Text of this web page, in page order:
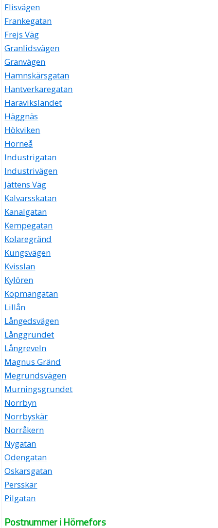
Flisvägen
Frankegatan
Frejs Väg
Granlidsvägen
Granvägen
Hamnskärsgatan
Hantverkaregatan
Haravikslandet
Häggnäs
Hökviken
Hörneå
Industrigatan
Industrivägen
Jättens Väg
Kalvarsskatan
Kanalgatan
Kempegatan
Kolaregränd
Kungsvägen
Kvisslan
Kylören
Köpmangatan
Lillån
Långedsvägen
Långgrundet
Långreveln
Magnus Gränd
Megrundsvägen
Murningsgrundet
Norrbyn
Norrbyskär
Norråkern
Nygatan
Odengatan
Oskarsgatan
Persskär
Pilgatan
Postnummer i Hörnefors